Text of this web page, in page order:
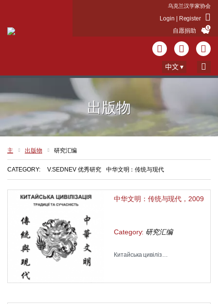
Login | Register
乌克兰汉学家协会
自愿捐助
中文
出版物
主 出版物 研究汇编
CATEGORY: V.SEDNEV 优秀研究 中华文明：传统与现代
中华文明：传统与现代，2009
Category: 研究汇编
Китайська цивіліз…